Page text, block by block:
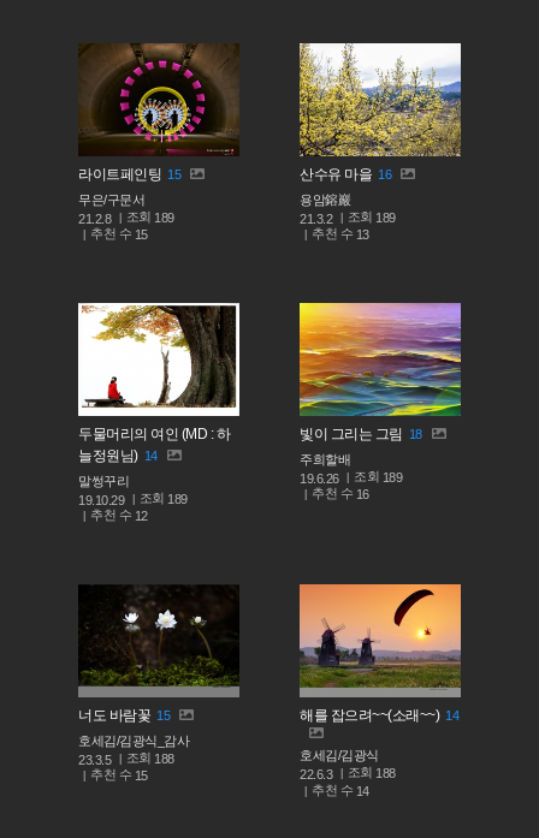
라이트페인팅 15
무은/구문서
21.2.8
조회 189
추천 수 15
산수유 마을 16
용암鎔巖
21.3.2
조회 189
추천 수 13
두물머리의 여인 (MD : 하
늘정원님) 14
말썽꾸리
19.10.29
조회 189
추천 수 12
빛이 그리는 그림 18
주희할배
19.6.26
조회 189
추천 수 16
너도 바람꽃 15
호세김/김광식_감사
23.3.5
조회 188
추천 수 15
해를 잡으려~~(소래~~) 14
호세김/김광식
22.6.3
조회 188
추천 수 14